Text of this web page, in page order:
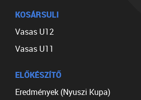
KOSÁRSULI
Vasas U12
Vasas U11
ELŐKÉSZÍTŐ
Eredmények (Nyuszi Kupa)